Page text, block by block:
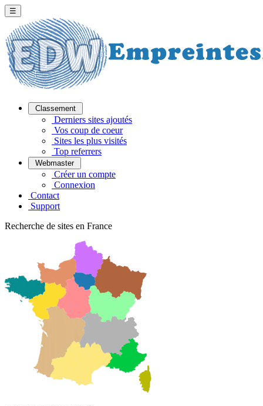
☰
Classement
Derniers sites ajoutés
Vos coup de coeur
Sites les plus visités
Top referrers
Webmaster
Créer un compte
Connexion
Contact
Support
Recherche de sites en France